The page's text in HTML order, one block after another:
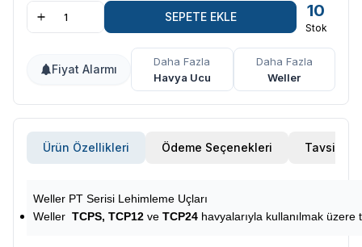
SEPETE EKLE 10
Stok
Fiyat Alarmı
Daha Fazla
Havya Ucu
Daha Fazla
Weller
Ürün Özellikleri Ödeme Seçenekleri Tavsiye Et
Weller PT Serisi Lehimleme Uçları
Weller TCPS, TCP12 ve TCP24 havyalarıyla kullanılmak üzere